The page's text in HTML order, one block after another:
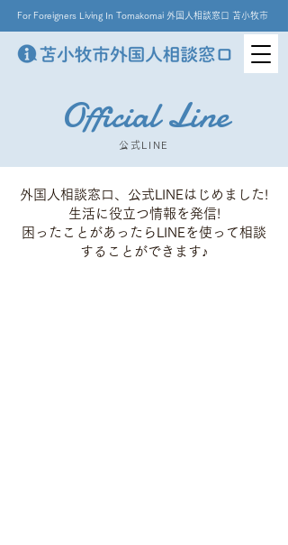
For Foreigners Living In Tomakomai 外国人相談窓口 苫小牧市
Official Line
公式LINE
外国人相談窓口、公式LINEはじめました!
生活に役立つ情報を発信!
困ったことがあったらLINEを使って相談
することができます♪